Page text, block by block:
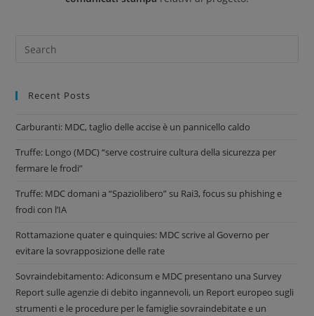
Recent Posts
Carburanti: MDC, taglio delle accise è un pannicello caldo
Truffe: Longo (MDC) “serve costruire cultura della sicurezza per
fermare le frodi”
Truffe: MDC domani a “Spaziolibero” su Rai3, focus su phishing e
frodi con l’IA
Rottamazione quater e quinquies: MDC scrive al Governo per
evitare la sovrapposizione delle rate
Sovraindebitamento: Adiconsum e MDC presentano una Survey
Report sulle agenzie di debito ingannevoli, un Report europeo sugli
strumenti e le procedure per le famiglie sovraindebitate e un